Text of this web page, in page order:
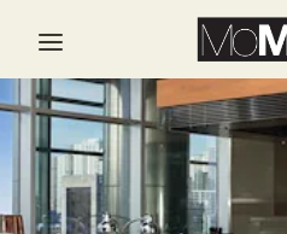
Skip to main content